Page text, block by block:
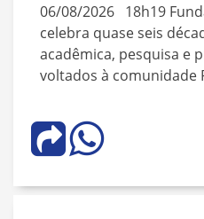
06/08/2026 18h19
celebra quase seis
acadêmica, pesquisa e
voltados à comunidade